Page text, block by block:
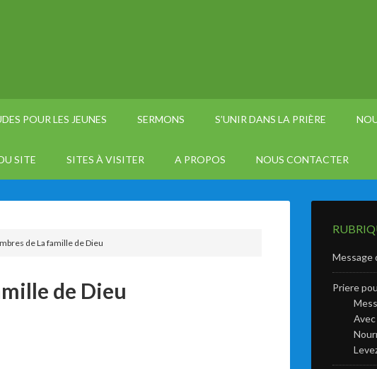
POUR LES JEUNES SERMONS S’UNIR DANS LA PRIÈRE
SITE SITES À VISITER A PROPOS NOUS CONTACTER
de La famille de Dieu
de Dieu
Message
Priere